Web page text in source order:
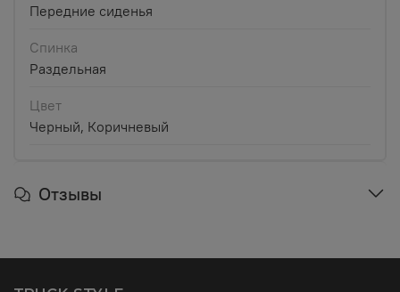
Передние сиденья
Спинка
Раздельная
Цвет
Черный, Коричневый
Отзывы